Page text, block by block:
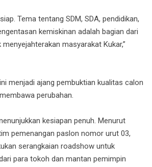
Tema tentang SDM, SDA, pendidikan,
kemiskinan adalah bagian dari
masyarakat Kukar,”
menjadi ajang pembuktian kualitas calon
perubahan.
kesiapan penuh. Menurut
pemenangan paslon nomor urut 03,
serangkaian roadshow untuk
para tokoh dan mantan pemimpin